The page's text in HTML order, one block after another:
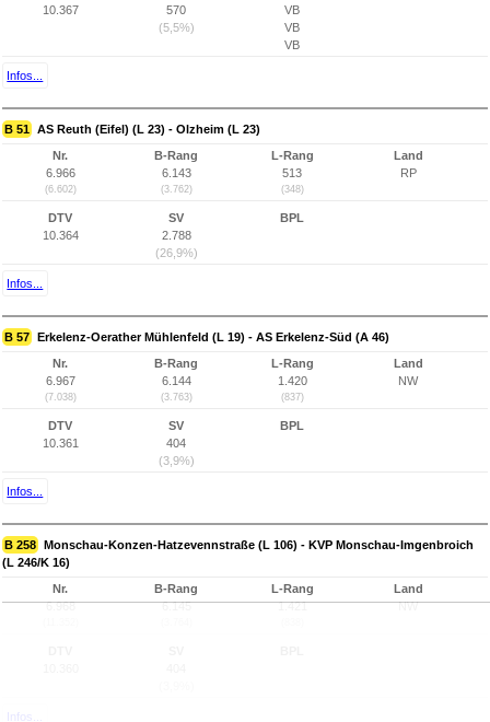
10.367
570
(5,5%)
VB
VB
VB
Infos...
B 51 AS Reuth (Eifel) (L 23) - Olzheim (L 23)
Nr.
6.966
(6.602)
B-Rang
6.143
(3.762)
L-Rang
513
(348)
Land
RP
DTV
10.364
SV
2.788
(26,9%)
BPL
Infos...
B 57 Erkelenz-Oerather Mühlenfeld (L 19) - AS Erkelenz-Süd (A 46)
Nr.
6.967
(7.038)
B-Rang
6.144
(3.763)
L-Rang
1.420
(837)
Land
NW
DTV
10.361
SV
404
(3,9%)
BPL
Infos...
B 258 Monschau-Konzen-Hatzevennstraße (L 106) - KVP Monschau-Imgenbroich
(L 246/K 16)
Nr.
6.968
B-Rang
6.145
L-Rang
1.421
Land
NW
Infos...